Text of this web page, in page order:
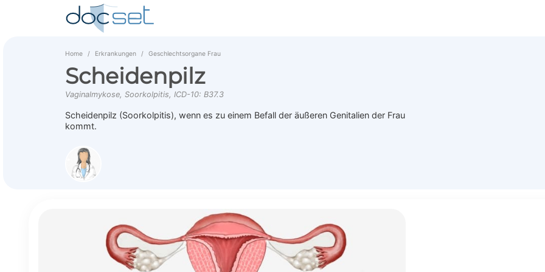
Home Erkrankungen Geschlechtsorgane Frau
Scheidenpilz
Vaginalmykose, Soorkolpitis, ICD-10: B37.3
Scheidenpilz (Soorkolpitis), wenn es zu einem Befall der äußeren Genitalien der Frau
kommt.